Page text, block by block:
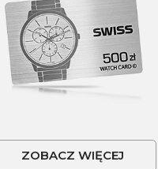
ZOBACZ WIĘCEJ